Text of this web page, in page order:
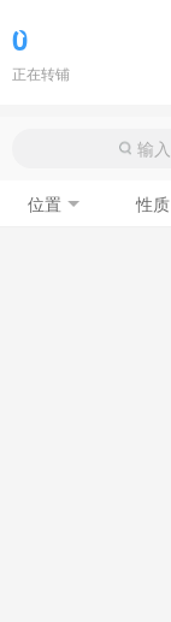
0
正在转铺
位置 性质